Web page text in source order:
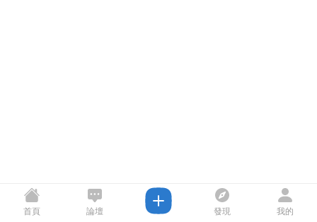
首頁 論壇 發現 我的